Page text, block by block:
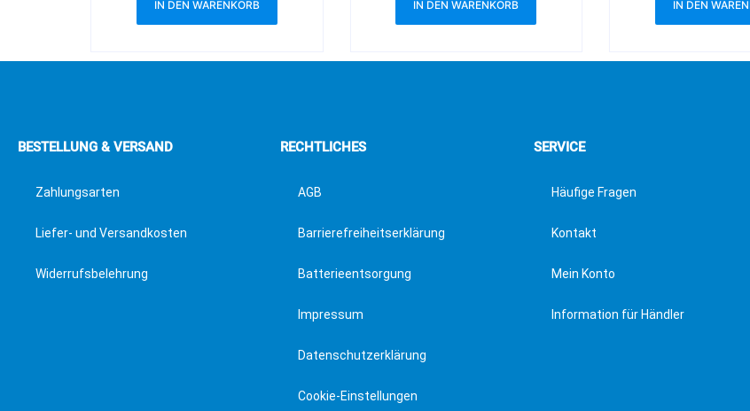
IN DEN WARENKORB IN DEN WARENKORB IN DEN
BESTELLUNG & VERSAND
Zahlungsarten
Liefer- und Versandkosten
Widerrufsbelehrung
RECHTLICHES
AGB
Barrierefreiheitserklärung
Batterieentsorgung
Impressum
Datenschutzerklärung
Cookie-Einstellungen
SERVICE
Häufige Fragen
Kontakt
Mein Konto
Information für Händler